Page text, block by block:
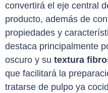
convertirá el eje central
producto, además de
propiedades y
destaca principalmente
oscuro y su textura
que facilitará la
tratarse de pulpo ya